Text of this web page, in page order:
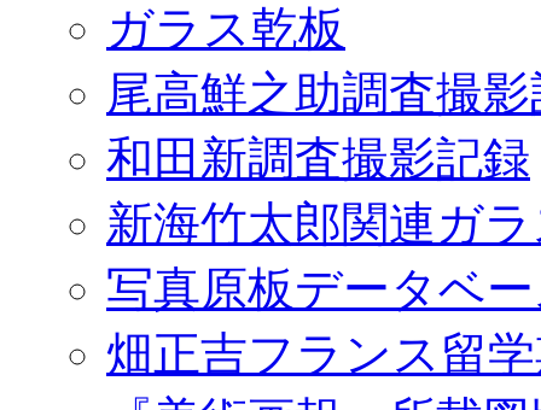
ガラス乾板
尾高鮮之助調査撮
和田新調査撮影記録
新海竹太郎関連ガ
写真原板データベ
畑正吉フランス留